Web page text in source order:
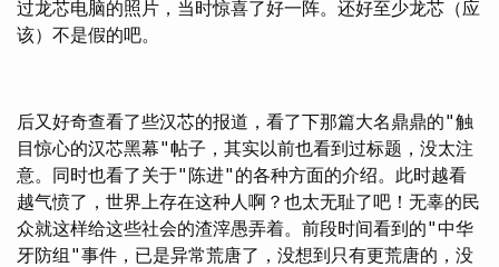
过龙芯电脑的照片，当时惊喜了好一阵。还好至少龙芯（应
该）不是假的吧。
后又好奇查看了些汉芯的报道，看了下那篇大名鼎鼎的"触
目惊心的汉芯黑幕"帖子，其实以前也看到过标题，没太注
意。同时也看了关于"陈进"的各种方面的介绍。此时越看
越气愤了，世界上存在这种人啊？也太无耻了吧！无辜的民
众就这样给这些社会的渣滓愚弄着。前段时间看到的"中华
牙防组"事件，已是异常荒唐了，没想到只有更荒唐的，没